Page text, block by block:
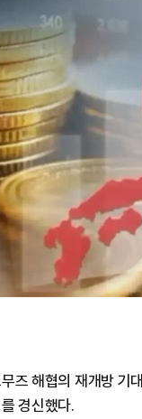
즈 해협의 재개방 기
경신했다.